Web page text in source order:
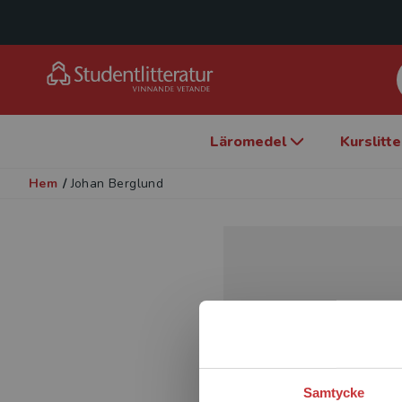
Samtycke
Läromedel
Hem / Johan Berglund